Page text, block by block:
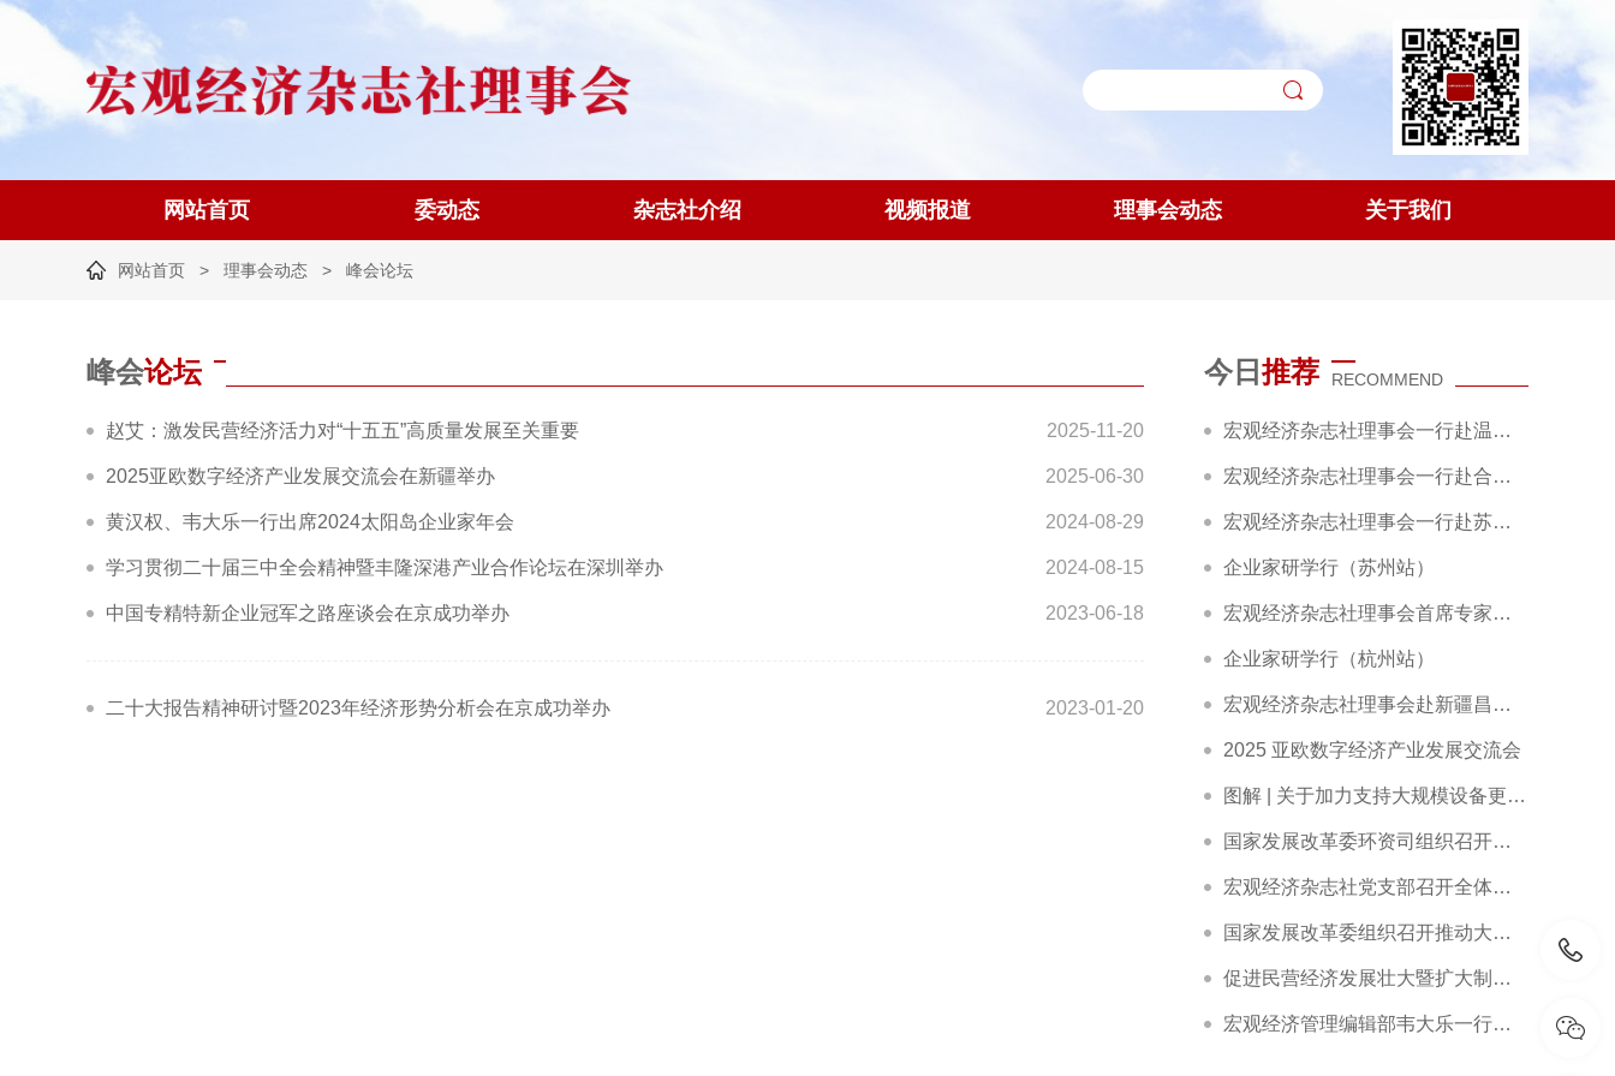
网站首页 委动态 杂志社介绍 视频报道 理事会动态 关于我们
网站首页 > 理事会动态 > 峰会论坛
峰会论坛
赵艾：激发民营经济活力对“十五五”高质量发展至关重要 2025-11-20
2025亚欧数字经济产业发展交流会在新疆举办 2025-06-30
黄汉权、韦大乐一行出席2024太阳岛企业家年会 2024-08-29
学习贯彻二十届三中全会精神暨丰隆深港产业合作论坛在深圳举办 2024-08-15
中国专精特新企业冠军之路座谈会在京成功举办 2023-06-18
二十大报告精神研讨暨2023年经济形势分析会在京成功举办 2023-01-20
今日 推荐 RECOMMEND
宏观经济杂志社理事会一行赴温州永嘉县调研
宏观经济杂志社理事会一行赴合肥包河区调研
宏观经济杂志社理事会一行赴苏州调研
企业家研学行（苏州站）
宏观经济杂志社理事会首席专家赵艾在宿迁市“劳模企业家讲堂”作专题报告
企业家研学行（杭州站）
宏观经济杂志社理事会赴新疆昌吉调研精彩回顾
2025 亚欧数字经济产业发展交流会
图解 | 关于加力支持大规模设备更新和消费品以旧换新的若干措施
国家发展改革委环资司组织召开大规模设备更新和消费品以旧换新工作推进及政策培训会
宏观经济杂志社党支部召开全体党员大会暨主题党日活动
国家发展改革委组织召开推动大规模设备更新和消费品以旧换新部际联席会议全体会议
促进民营经济发展壮大暨扩大制造业中长期贷款投放和科技型企业项目融资现场会在广东省深圳市召开
宏观经济管理编辑部韦大乐一行赴新华社交流座谈